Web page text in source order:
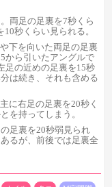
両足の足裏を7秒くら
秒くらい見られる。
下を向いた両足の足裏
から引いたアングルで
足の近めの足裏を15秒
は続き、それも含める
に右足の足裏を20秒く
を持ってしまう。
足裏を20秒弱見られ
るが、前後では足裏全